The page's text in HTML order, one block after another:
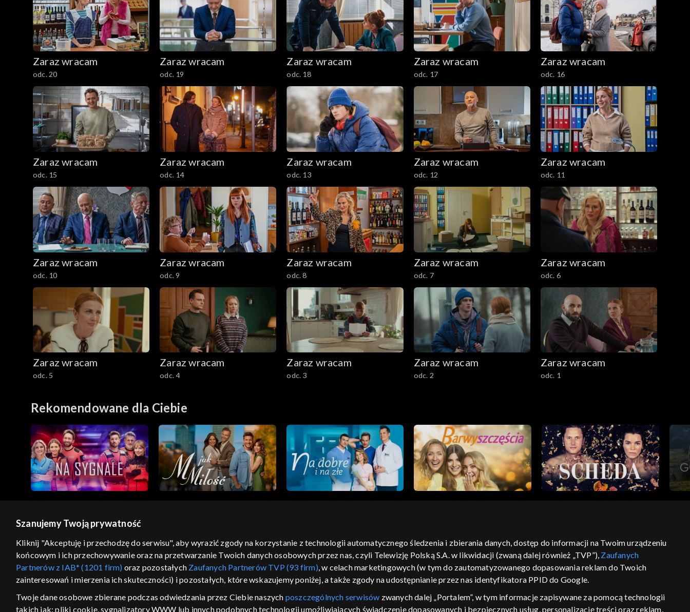
Zaraz wracam
odc. 20
Zaraz wracam
odc. 19
Zaraz wracam
odc. 18
Zaraz wracam
odc. 17
Zaraz wracam
odc. 16
Zaraz wracam
odc. 15
Zaraz wracam
odc. 14
Zaraz wracam
odc. 13
Zaraz wracam
odc. 12
Zaraz wracam
odc. 11
Zaraz wracam
odc. 10
Zaraz wracam
odc. 9
Zaraz wracam
odc. 8
Zaraz wracam
odc. 7
Zaraz wracam
odc. 6
Zaraz wracam
odc. 5
Zaraz wracam
odc. 4
Zaraz wracam
odc. 3
Zaraz wracam
odc. 2
Zaraz wracam
odc. 1
Rekomendowane dla Ciebie
GEOLOKALIZACJA
ŁĄCZYSZ SIĘ SPOZA POLSKI
regulamin serwisu cennik polityka prywatności moje zgody pomoc kontakt voucher dostępność informacje o dostawcy usług
Szanujemy Twoją prywatność
Kliknij "Akceptuję i przechodzę do serwisu", aby wyrazić zgody na korzystanie z technologii automatycznego śledzenia i zbierania danych, dostęp do informacji na Twoim urządzeniu
końcowym i ich przechowywanie oraz na przetwarzanie Twoich danych osobowych przez nas, czyli Telewizję Polską S.A. w likwidacji (zwaną dalej również „TVP”), Zaufanych
Partnerów z IAB* (1201 firm) oraz pozostałych Zaufanych Partnerów TVP (93 firm), w celach marketingowych (w tym do zautomatyzowanego dopasowania reklam do Twoich
zainteresowań i mierzenia ich skuteczności) i pozostałych, które wskazujemy poniżej, a także zgody na udostępnianie przez nas identyfikatora PPID do Google.
Twoje dane osobowe zbierane podczas odwiedzania przez Ciebie naszych poszczególnych serwisów zwanych dalej „Portalem”, w tym informacje zapisywane za pomocą technologii
takich jak: pliki cookie, sygnalizatory WWW lub innych podobnych technologii umożliwiających świadczenie dopasowanych i bezpiecznych usług, personalizację treści oraz reklam,